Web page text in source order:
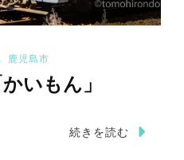
鹿児島市
いもん」
続きを読む